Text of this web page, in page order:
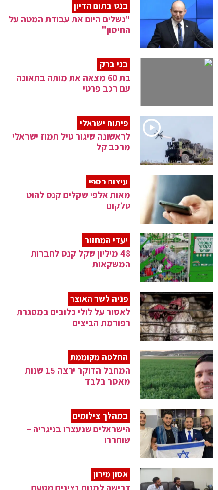
בנט בתום הדיון
"נשלים היום את עבודת המטה על
החיסון"
בני ברק
בת 60 מצאה את מותה בתאונה
עם רכב פרטי
פיתוח ישראלי
לראשונה שיגור טיל תמוז ישראלי
מרכב קל
עיצום כספי
מאות אלפי שקלים קנס להוט
טלקום
יעדי המחזור
48 מיליון שקל קנס לחברות
המשקאות
פניה לשר האוצר
לאסור על לולי כלובים במסגרת
רפורמת הביצים
החלטה מקוממת
המחבל הדוקר ירצה 15 שנות
מאסר בלבד
במהלך צילומים
הישראלים שנעצרו בניגריה –
שוחררו
אסון מירון